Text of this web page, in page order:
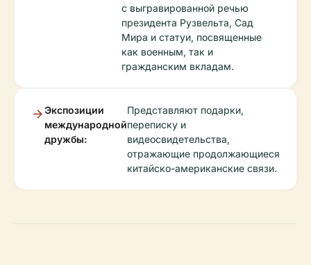
с выгравированной речью
президента Рузвельта, Сад
Мира и статуи, посвященные
как военным, так и
гражданским вкладам.
Экспозиции
международной
дружбы:
Представляют подарки,
переписку и
видеосвидетельства,
отражающие продолжающиеся
китайско-американские связи.